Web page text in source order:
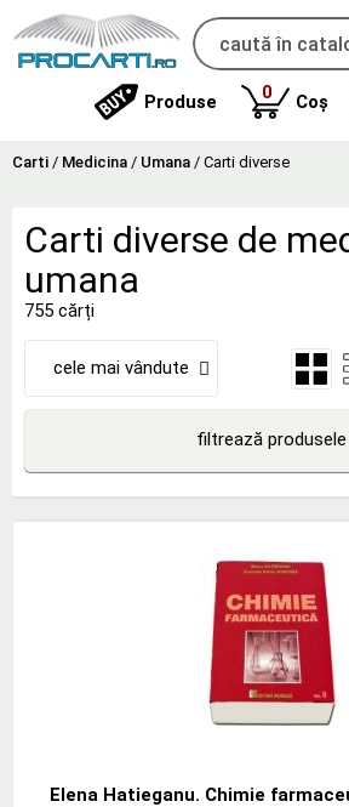
Produse 0produse
Coș
Carti / Medicina / Umana / Carti diverse
Carti diverse de
umana
755 cărți
cele mai vândute
filtrează produsele
Elena Hatieganu. Chimie